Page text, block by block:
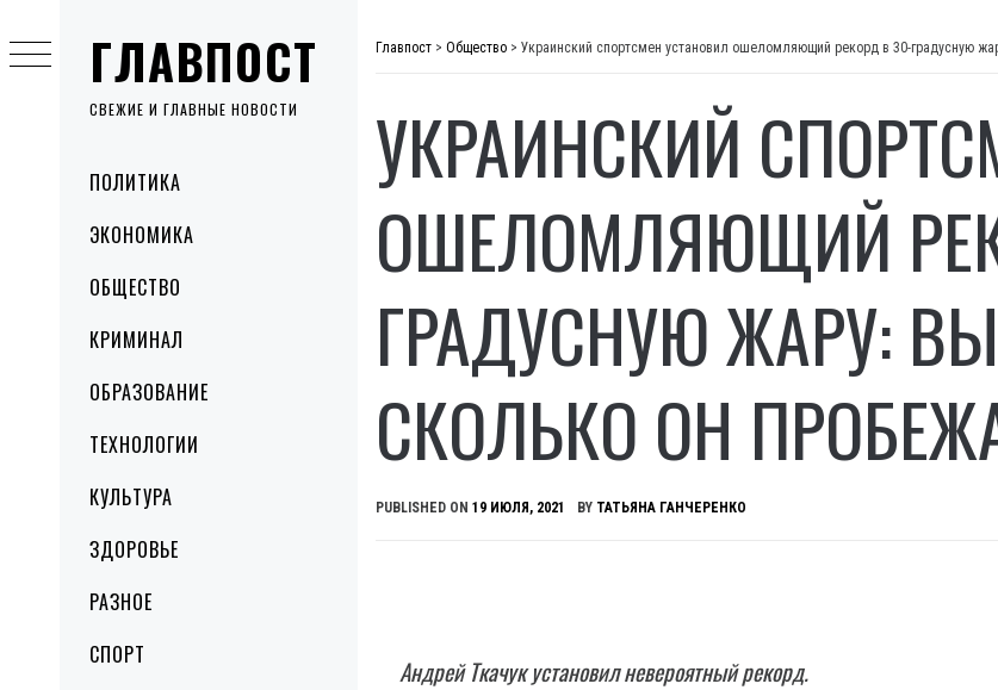
ГЛАВПОСТ
СВЕЖИЕ И ГЛАВНЫЕ НОВОСТИ
MenuПОЛИТИКА
ЭКОНОМИКА
ОБЩЕСТВО
КРИМИНАЛ
ОБРАЗОВАНИЕ
ТЕХНОЛОГИИ
КУЛЬТУРА
ЗДОРОВЬЕ
РАЗНОЕ
СПОРТ
to
content
Главпост > Общество > Украинский спортсмен установил ошеломляющий рекорд в 30-градусную
УКРАИНСКИЙ
ОШЕЛОМЛЯЮЩИЙ
ГРАДУСНУЮ ЖАРУ:
СКОЛЬКО ОН
PUBLISHED ON 19 ИЮЛЯ, 2021 BY ТАТЬЯНА ГАНЧЕРЕНКО
Андрей Ткачук установил невероятный рекорд.